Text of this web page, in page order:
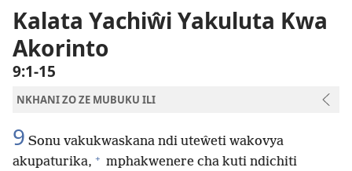
M'Bayibolu
Kalata Yachiŵi Yakuluta Kwa
Akorinto
9:1-15
NKHANI ZO ZE MUBUKU ILI
9 Sonu vakukwaskana ndi uteŵeti wakovya
akupaturika, + mphakwenere cha kuti ndichiti